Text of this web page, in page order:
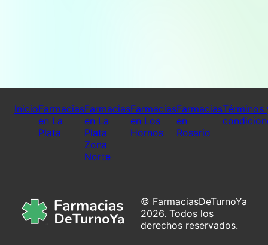
InicioFarmacias
en La
Plata
Farmacias
en La
Plata
Zona
Norte
Farmacias
en Los
Hornos
Farmacias
en
Rosario
Términos
© FarmaciasDeTurnoYa
2026. Todos los
derechos reservados.